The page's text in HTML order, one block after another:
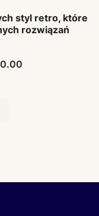
styl retro, które
rozwiązań
0.00